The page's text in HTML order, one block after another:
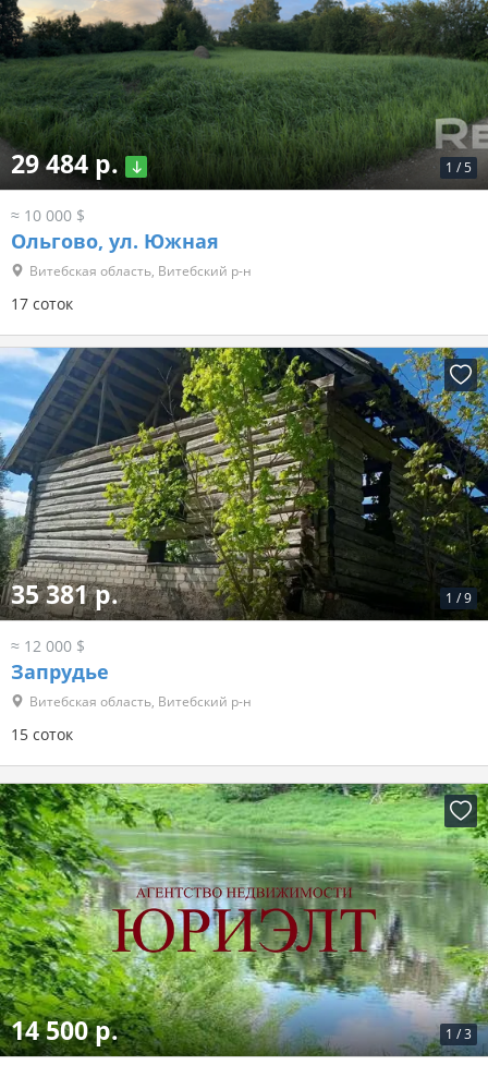
1 /5
29 484 р.
≈ 10 000 $
Ольгово, ул. Южная
Витебская область, Витебский р-н
17 соток
1 /9
35 381 р.
≈ 12 000 $
Запрудье
Витебская область, Витебский р-н
15 соток
1 /3
14 500 р.